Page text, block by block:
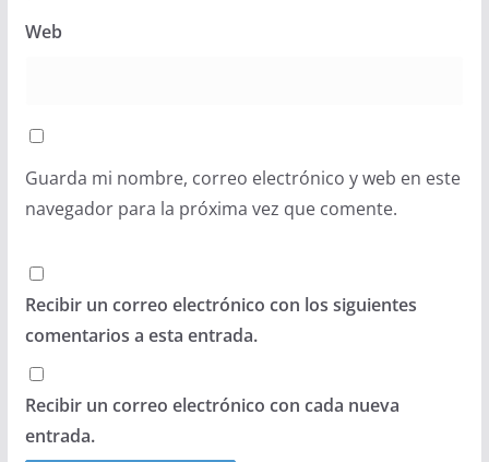
Web
Guarda mi nombre, correo electrónico y web en este
navegador para la próxima vez que comente.
Recibir un correo electrónico con los siguientes
comentarios a esta entrada.
Recibir un correo electrónico con cada nueva
entrada.